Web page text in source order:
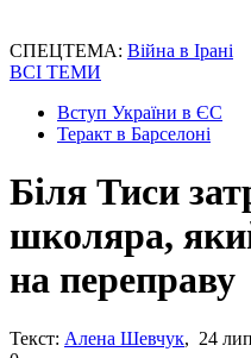
СПЕЦТЕМА: Війна в Ірані
ВСІ ТЕМИ
Вступ України в ЄС
Теракт в Барселоні
Біля Тиси
школяра,
на переправу
Текст: Алена Шевчук, 24